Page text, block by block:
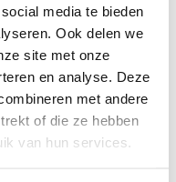
media te bieden
Ook delen we
site met onze
en analyse. Deze
met andere
of die ze hebben
van hun services.